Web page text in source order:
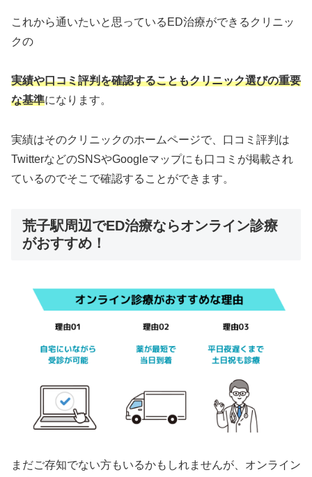
これから通いたいと思っているED治療ができるクリニッ
クの
実績や口コミ評判を確認することもクリニック選びの重要
な基準になります。
実績はそのクリニックのホームページで、口コミ評判は
TwitterなどのSNSやGoogleマップにも口コミが掲載され
ているのでそこで確認することができます。
荒子駅周辺でED治療ならオンライン診療
がおすすめ！
まだご存知でない方もいるかもしれませんが、オンライン